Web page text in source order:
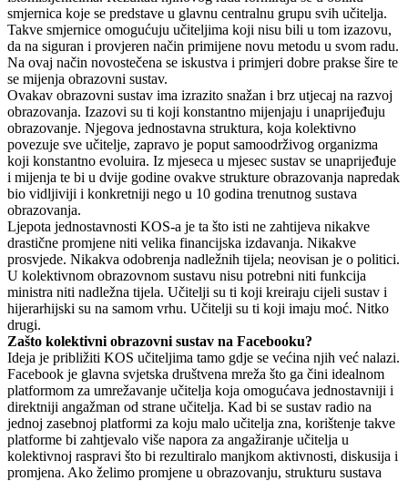
smjernica koje se predstave u glavnu centralnu grupu svih učitelja.
Takve smjernice omogućuju učiteljima koji nisu bili u tom izazovu,
da na siguran i provjeren način primijene novu metodu u svom radu.
Na ovaj način novostečena se iskustva i primjeri dobre prakse šire te
se mijenja obrazovni sustav.
Ovakav obrazovni sustav ima izrazito snažan i brz utjecaj na razvoj
obrazovanja. Izazovi su ti koji konstantno mijenjaju i unaprijeđuju
obrazovanje. Njegova jednostavna struktura, koja kolektivno
povezuje sve učitelje, zapravo je poput samoodrživog organizma
koji konstantno evoluira. Iz mjeseca u mjesec sustav se unaprijeđuje
i mijenja te bi u dvije godine ovakve strukture obrazovanja napredak
bio vidljiviji i konkretniji nego u 10 godina trenutnog sustava
obrazovanja.
Ljepota jednostavnosti KOS-a je ta što isti ne zahtijeva nikakve
drastične promjene niti velika financijska izdavanja. Nikakve
prosvjede. Nikakva odobrenja nadležnih tijela; neovisan je o politici.
U kolektivnom obrazovnom sustavu nisu potrebni niti funkcija
ministra niti nadležna tijela. Učitelji su ti koji kreiraju cijeli sustav i
hijerarhijski su na samom vrhu. Učitelji su ti koji imaju moć. Nitko
drugi.
Zašto kolektivni obrazovni sustav na Facebooku?
Ideja je približiti KOS učiteljima tamo gdje se većina njih već nalazi.
Facebook je glavna svjetska društvena mreža što ga čini idealnom
platformom za umrežavanje učitelja koja omogućava jednostavniji i
direktniji angažman od strane učitelja. Kad bi se sustav radio na
jednoj zasebnoj platformi za koju malo učitelja zna, korištenje takve
platforme bi zahtjevalo više napora za angažiranje učitelja u
kolektivnoj raspravi što bi rezultiralo manjkom aktivnosti, diskusija i
promjena. Ako želimo promjene u obrazovanju, strukturu sustava